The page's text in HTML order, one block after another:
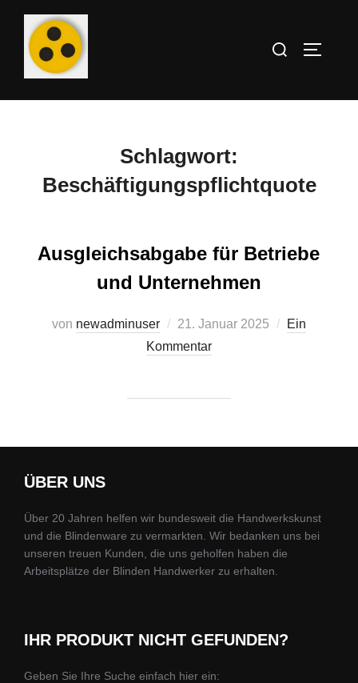
Inhalt
springen
Suchen
Schlagwort:
Beschäftigungspflichtquote
Ausgleichsabgabe für Betriebe
und Unternehmen
von newadminuser
Veröffentlicht
am
21. Januar 2025
Ein
Kommentar
ÜBER UNS
Über 20 Jahren helfen wir bundesweit die Handwerkskunst
und die Blindenware zu vermarkten. Wir bedanken uns bei
unseren treuen Kunden, die uns geholfen haben die
Arbeitsplätze der Blinden Handwerker zu erhalten.
IHR PRODUKT NICHT GEFUNDEN?
Geben Sie Ihre Suche einfach hier ein: